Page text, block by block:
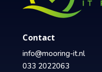
Contact
info@mooring-it.nl
033 2022063